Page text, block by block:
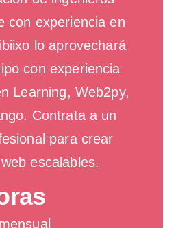
con experiencia en
lo aprovechará
con experiencia
Learning, Web2py,
Contrata a un
para crear
escalables.